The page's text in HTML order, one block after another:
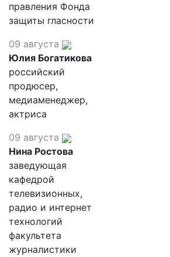
правления Фонда
защиты гласности
09 августа
Юлия Богатикова
российский
продюсер,
медиаменеджер,
актриса
09 августа
Нина Ростова
заведующая
кафедрой
телевизионных,
радио и интернет
технологий
факультета
журналистики